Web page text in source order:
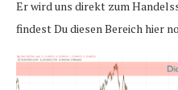
Er wird uns direkt zum
findest Du diesen Bereich hier